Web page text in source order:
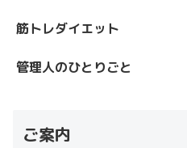
筋トレダイエット
管理人のひとりごと
ご案内